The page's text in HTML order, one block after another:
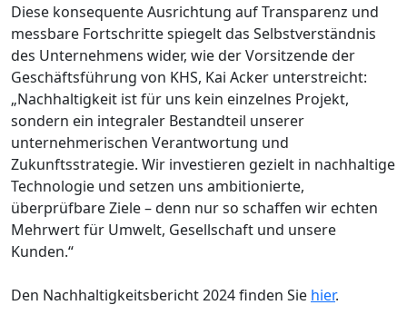
Diese konsequente Ausrichtung auf Transparenz und
messbare Fortschritte spiegelt das Selbstverständnis
des Unternehmens wider, wie der Vorsitzende der
Geschäftsführung von KHS, Kai Acker unterstreicht:
„Nachhaltigkeit ist für uns kein einzelnes Projekt,
sondern ein integraler Bestandteil unserer
unternehmerischen Verantwortung und
Zukunftsstrategie. Wir investieren gezielt in nachhaltige
Technologie und setzen uns ambitionierte,
überprüfbare Ziele – denn nur so schaffen wir echten
Mehrwert für Umwelt, Gesellschaft und unsere
Kunden.“
Den Nachhaltigkeitsbericht 2024 finden Sie hier.